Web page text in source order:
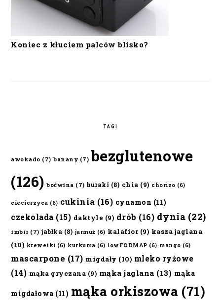
Koniec z kłuciem palców blisko?
TAGI
awokado (7) banany (7) bezglutenowe
(126) boćwina (7) buraki (8) chia (9) chorizo (6)
ciecierzyca (6) cukinia (16) cynamon (11)
czekolada (15) daktyle (9) drób (16) dynia (22)
imbir (7) jabłka (8) jarmuż (6) kalafior(9) kasza jaglana
(10) krewetki (6) kurkuma (6) lowFODMAP (6) mango (6)
mascarpone (17) migdały (10) mleko ryżowe
(14) mąka gryczana (9) mąka jaglana (13) mąka
migdałowa (11) mąka orkiszowa (71)